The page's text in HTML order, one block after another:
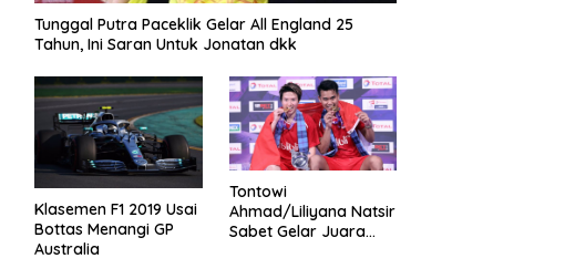
Tunggal Putra Paceklik Gelar All England 25
Tahun, Ini Saran Untuk Jonatan dkk
Klasemen F1 2019 Usai
Bottas Menangi GP
Australia
Tontowi
Ahmad/Liliyana Natsir
Sabet Gelar Juara